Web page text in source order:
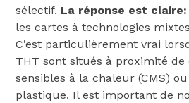
sélectif. La réponse est claire:
les cartes à technologies
C’est particulièrement vrai
THT sont situés à proximité de
sensibles à la chaleur (CMS)
plastique. Il est important de